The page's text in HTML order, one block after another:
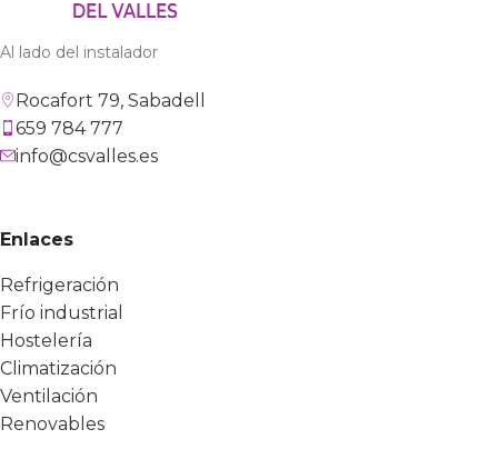
Al lado del instalador
Rocafort 79, Sabadell
659 784 777
info@csvalles.es
Enlaces
Refrigeración
Frío industrial
Hostelería
Climatización
Ventilación
Renovables